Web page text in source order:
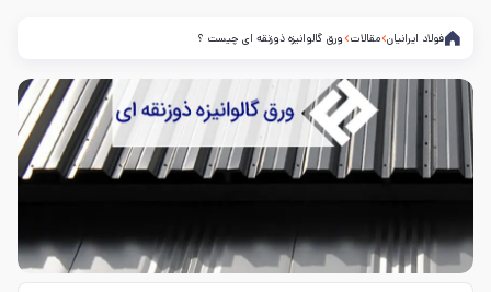
فولاد ایرانیان مقالات ورق گالوانیزه ذوزنقه ای چیست ؟